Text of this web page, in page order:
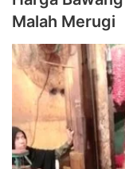
Malah Merugi